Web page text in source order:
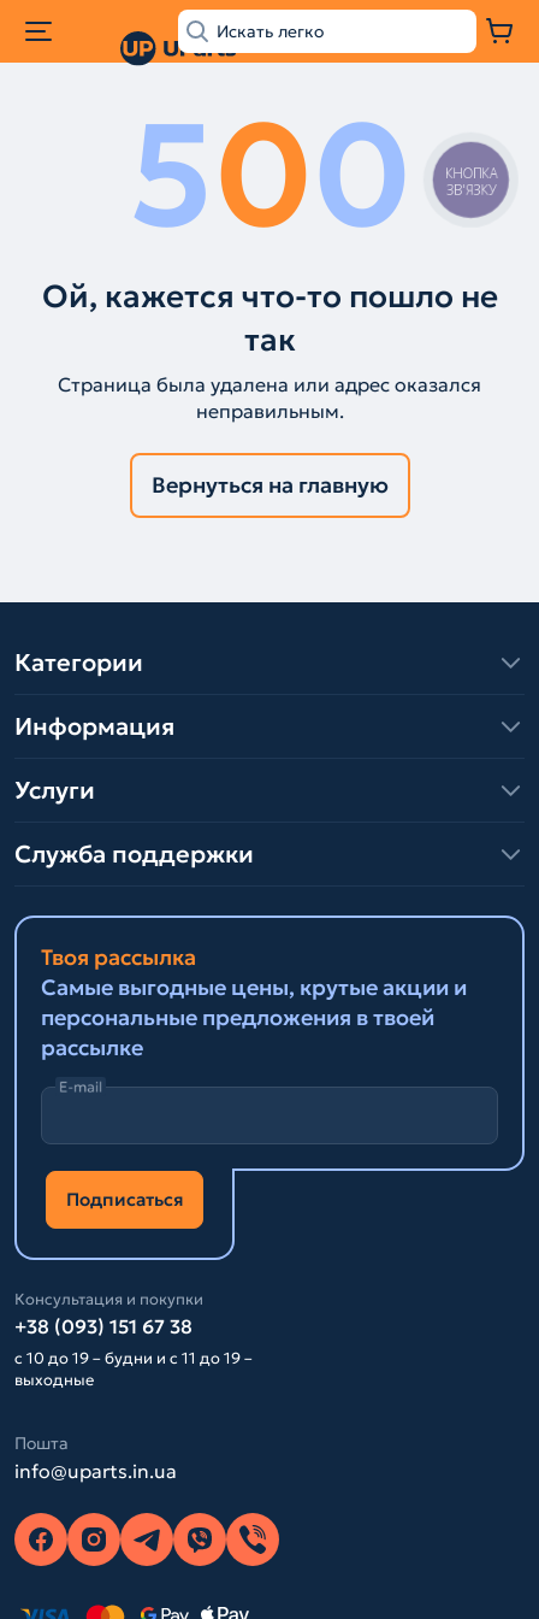
500
Ой, кажется что-то пошло не
так
Страница была удалена или адрес оказался
неправильным.
Вернуться на главную
Категории
Информация
Услуги
Служба поддержки
Твоя рассылка
Самые выгодные цены, крутые акции и
персональные предложения в твоей
рассылке
E-mail
Подписаться
Консультация и покупки
+38 (093) 151 67 38
с 10 до 19 – будни и с 11 до 19 –
выходные
Пошта
info@uparts.in.ua
КНОПКА
ЗВ'ЯЗКУ